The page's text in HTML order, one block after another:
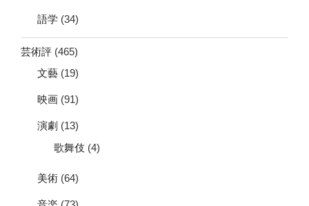
語学 (34)
芸術評 (465)
文藝 (19)
映画 (91)
演劇 (13)
歌舞伎 (4)
美術 (64)